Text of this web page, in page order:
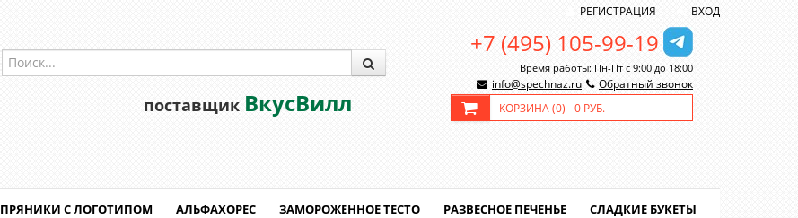
РЕГИСТРАЦИЯ ВХОД
поставщик ВкусВилл
+7 (495) 105-99-19
Время работы: Пн-Пт с 9:00 до 18:00
info@spechnaz.ru
Обратный звонок
КОРЗИНА (0) -0 РУБ.
ПРЯНИКИ С ЛОГОТИПОМ АЛЬФАХОРЕС ЗАМОРОЖЕННОЕ ТЕСТО РАЗВЕСНОЕ ПЕЧЕНЬЕ СЛАДКИЕ БУКЕТЫ